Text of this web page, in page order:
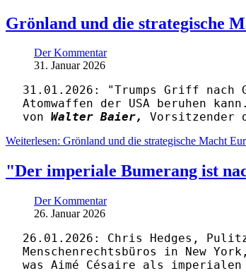
Grönland und die strategische
Der Kommentar
31. Januar 2026
31.01.2026: "Trumps Griff nach
Atomwaffen der USA beruhen
von Walter Baier, Vorsitzender
Weiterlesen: Grönland und die strategische Macht
"Der imperiale Bumerang ist
Der Kommentar
26. Januar 2026
26.01.2026: Chris Hedges,
Menschenrechtsbüros in New
was Aimé Césaire als